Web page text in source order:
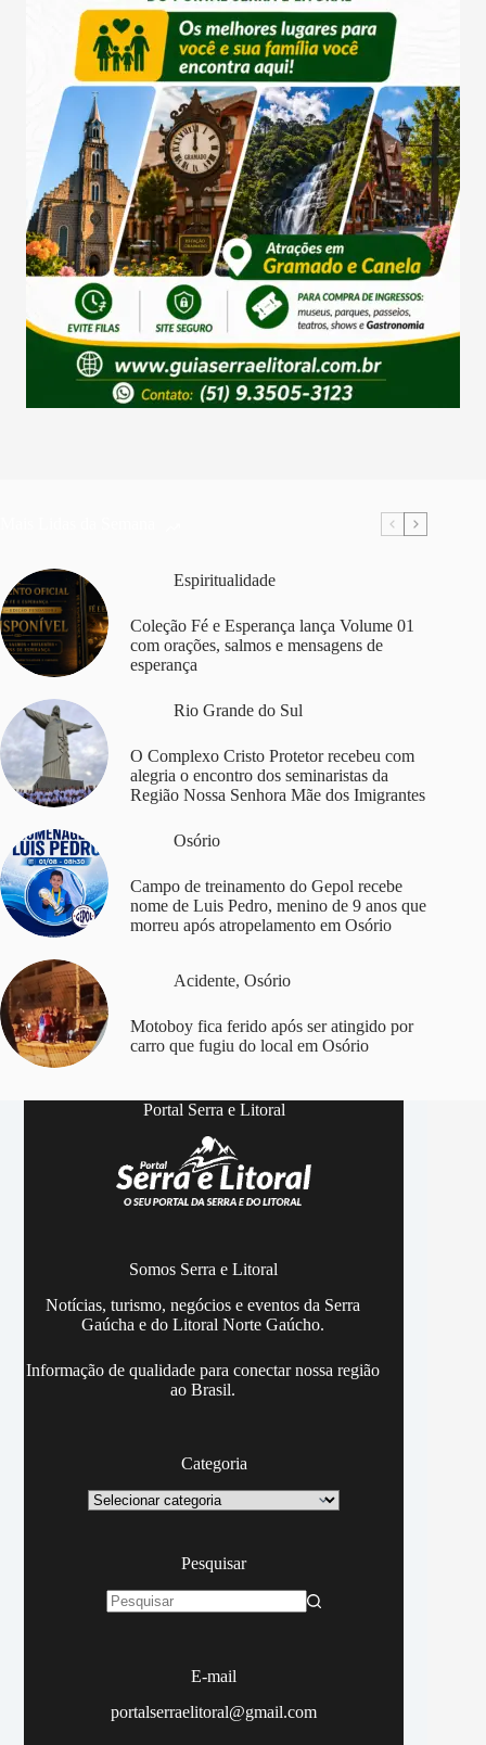
Espiritualidade
Coleção Fé e Esperança lança Volume 01
com orações, salmos e mensagens de
esperança
Rio Grande do Sul
O Complexo Cristo Protetor recebeu com
alegria o encontro dos seminaristas da
Região Nossa Senhora Mãe dos Imigrantes
Osório
Campo de treinamento do Gepol recebe
nome de Luis Pedro, menino de 9 anos que
morreu após atropelamento em Osório
Acidente, Osório
Motoboy fica ferido após ser atingido por
carro que fugiu do local em Osório
Portal Serra e Litoral
Somos Serra e Litoral
Notícias, turismo, negócios e eventos da Serra
Gaúcha e do Litoral Norte Gaúcho.
Informação de qualidade para conectar nossa região
ao Brasil.
Categoria
Categoria
Pesquisar
E-mail
portalserraelitoral@gmail.com